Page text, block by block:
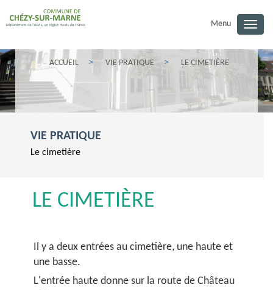
Menu
ACCUEIL VIE PRATIQUE LE CIMETIÈRE
VIE PRATIQUE
Le cimetière
LE CIMETIÈRE
Il y a deux entrées au cimetière, une haute et
une basse.
L'entrée haute donne sur la route de Château